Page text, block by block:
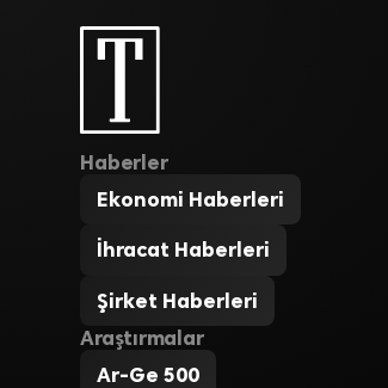
Haberler
Ekonomi Haberleri
İhracat Haberleri
Şirket Haberleri
Araştırmalar
Ar-Ge 500